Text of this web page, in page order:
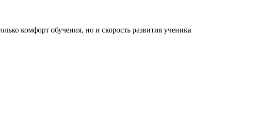
комфорт обучения, но и скорость развития ученика